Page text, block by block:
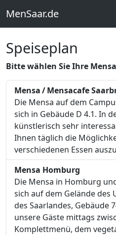
MenSaar.de
Speiseplan
Bitte wählen Sie Ihre
Mensa / Mensacafe
Die Mensa auf dem
sich in Gebäude D 4.1. In
künstlerisch sehr
Ihnen täglich die
verschiedenen Essen
Mensa Homburg
Die Mensa in Homburg
sich auf dem Gelände des
des Saarlandes, Gebäude
unsere Gäste mittags
Komplettmenü, dem